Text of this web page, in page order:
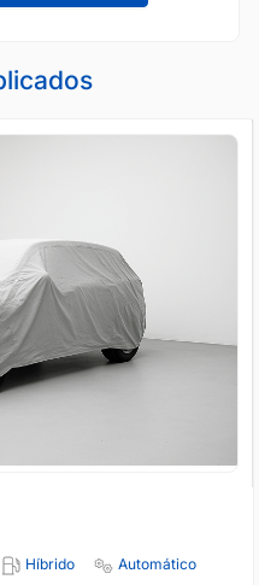
Híbrido
Automático